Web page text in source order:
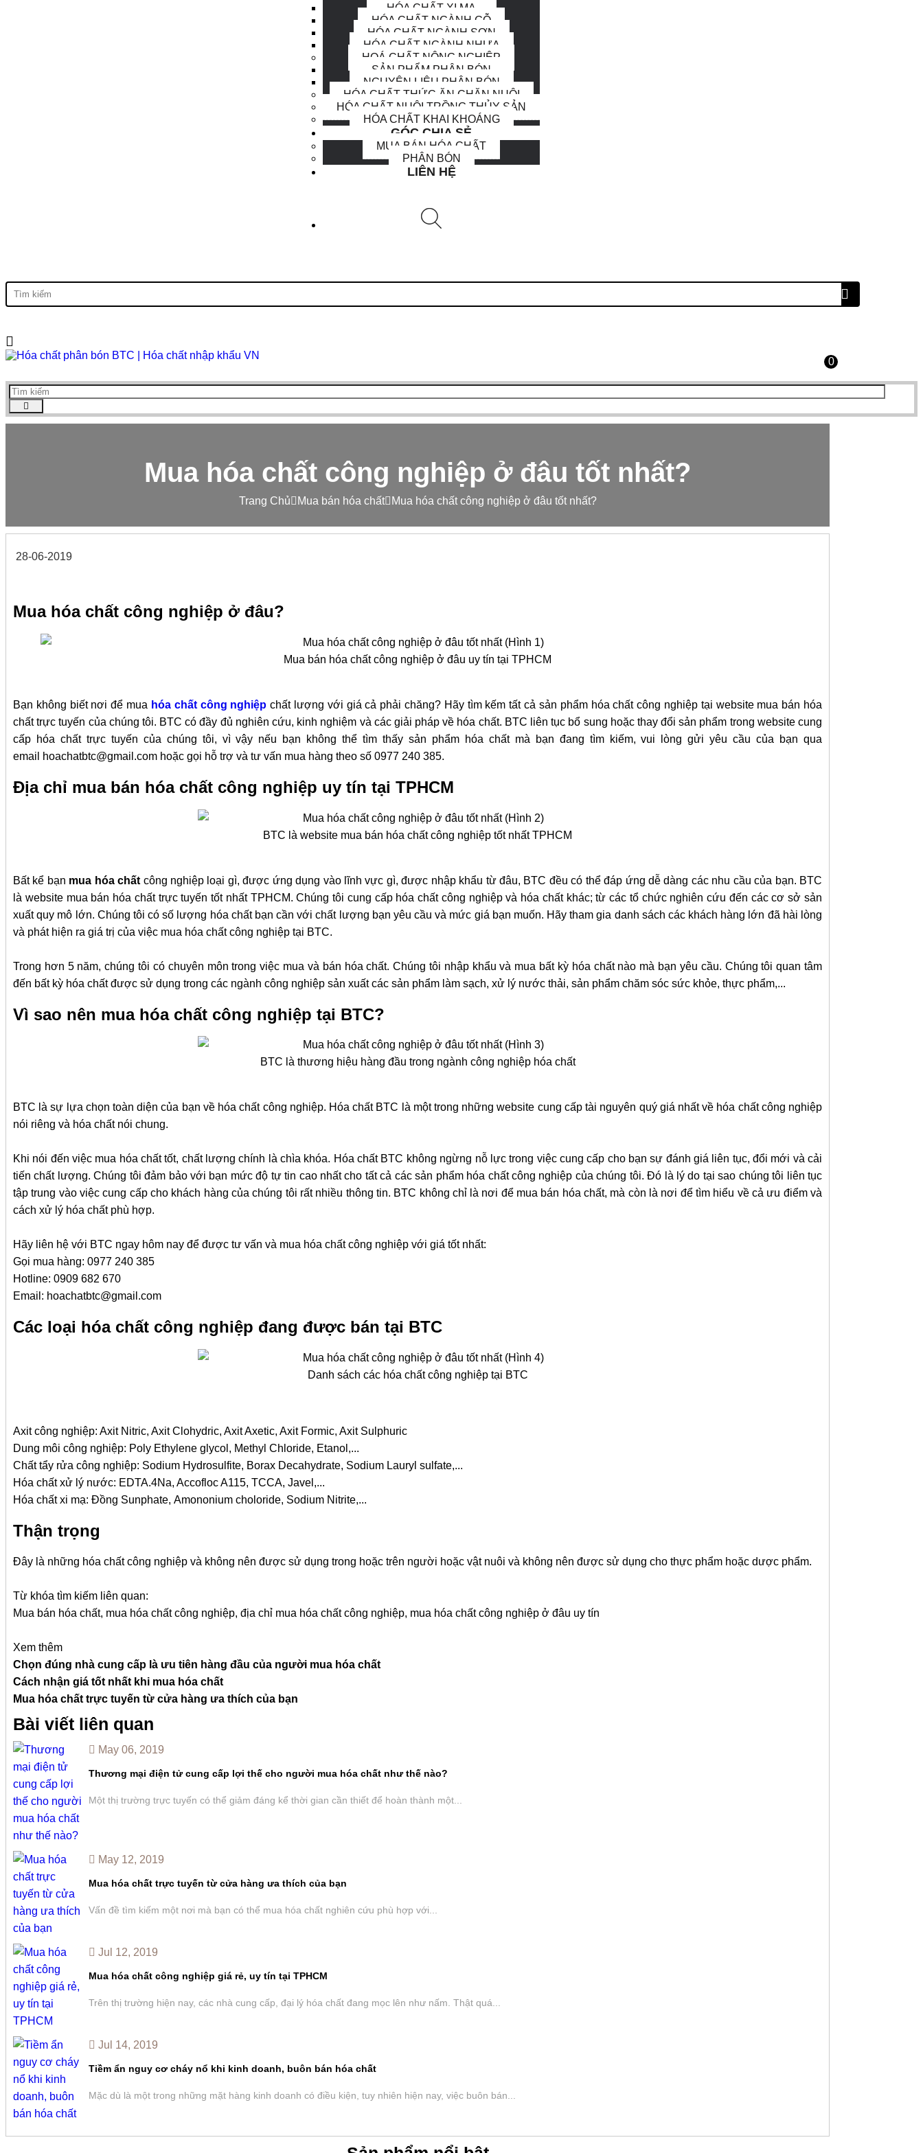
HÓA CHẤT XI MẠ
HÓA CHẤT NGÀNH GỖ
HÓA CHẤT NGÀNH SƠN
HÓA CHẤT NGÀNH NHỰA
HOÁ CHẤT NÔNG NGHIỆP
SẢN PHẨM PHÂN BÓN
NGUYÊN LIỆU PHÂN BÓN
HÓA CHẤT THỨC ĂN CHĂN NUÔI
HÓA CHẤT NUÔI TRỒNG THỦY SẢN
HÓA CHẤT KHAI KHOÁNG
GÓC CHIA SẺ
MUA BÁN HÓA CHẤT
PHÂN BÓN
LIÊN HỆ
0
Mua hóa chất công nghiệp ở đâu tốt nhất?
Trang Chủ Mua bán hóa chất Mua hóa chất công nghiệp ở đâu tốt nhất?
28-06-2019
Mua hóa chất công nghiệp ở đâu?
Mua bán hóa chất công nghiệp ở đâu uy tín tại TPHCM
Bạn không biết nơi để mua hóa chất công nghiệp chất lượng với giá cả phải chăng? Hãy tìm kếm tất cả sản phẩm hóa chất công nghiệp tại website mua bán hóa
chất trực tuyến của chúng tôi. BTC có đầy đủ nghiên cứu, kinh nghiệm và các giải pháp về hóa chất. BTC liên tục bổ sung hoặc thay đổi sản phẩm trong website cung
cấp hóa chất trực tuyến của chúng tôi, vì vậy nếu bạn không thể tìm thấy sản phẩm hóa chất mà bạn đang tìm kiếm, vui lòng gửi yêu cầu của bạn qua
email hoachatbtc@gmail.com hoặc gọi hỗ trợ và tư vấn mua hàng theo số 0977 240 385.
Địa chỉ mua bán hóa chất công nghiệp uy tín tại TPHCM
BTC là website mua bán hóa chất công nghiệp tốt nhất TPHCM
Bất kể bạn mua hóa chất công nghiệp loại gì, được ứng dụng vào lĩnh vực gì, được nhập khẩu từ đâu, BTC đều có ​​thể đáp ứng dễ dàng các nhu cầu của bạn. BTC
là website mua bán hóa chất trực tuyến tốt nhất TPHCM. Chúng tôi cung cấp hóa chất công nghiệp và hóa chất khác; từ các tổ chức nghiên cứu đến các cơ sở sản
xuất quy mô lớn. Chúng tôi có số lượng hóa chất bạn cần với chất lượng bạn yêu cầu và mức giá bạn muốn. Hãy tham gia danh sách các khách hàng lớn đã hài lòng
và phát hiện ra giá trị của việc mua hóa chất công nghiệp tại BTC.
Trong hơn 5 năm, chúng tôi có chuyên môn trong việc mua và bán hóa chất. Chúng tôi nhập khẩu và mua bất kỳ hóa chất nào mà bạn yêu cầu. Chúng tôi quan tâm
đến bất kỳ hóa chất được sử dụng trong các ngành công nghiệp sản xuất các sản phẩm làm sạch, xử lý nước thải, sản phẩm chăm sóc sức khỏe, thực phẩm,...
Vì sao nên mua hóa chất công nghiệp tại BTC?
BTC là thương hiệu hàng đầu trong ngành công nghiệp hóa chất
BTC là sự lựa chọn toàn diện của bạn về hóa chất công nghiệp. Hóa chất BTC là một trong những website cung cấp tài nguyên quý giá nhất về hóa chất công nghiệp
nói riêng và hóa chất nói chung.
Khi nói đến việc mua hóa chất tốt, chất lượng chính là chìa khóa. Hóa chất BTC không ngừng nỗ lực trong việc cung cấp cho bạn sự đánh giá liên tục, đổi mới và cải
tiến chất lượng. Chúng tôi đảm bảo với bạn mức độ tự tin cao nhất cho tất cả các sản phẩm hóa chất công nghiệp của chúng tôi. Đó là lý do tại sao chúng tôi liên tục
tập trung vào việc cung cấp cho khách hàng của chúng tôi rất nhiều thông tin. BTC không chỉ là nơi để mua bán hóa chất, mà còn là nơi để tìm hiểu về cả ưu điểm và
cách xử lý hóa chất phù hợp.
Hãy liên hệ với BTC ngay hôm nay để được tư vấn và mua hóa chất công nghiệp với giá tốt nhất:
Gọi mua hàng: 0977 240 385
Hotline: 0909 682 670
Email: hoachatbtc@gmail.com
Các loại hóa chất công nghiệp đang được bán tại BTC
Danh sách các hóa chất công nghiệp tại BTC
Axit công nghiệp: Axit Nitric, Axit Clohydric, Axit Axetic, Axit Formic, Axit Sulphuric
Dung môi công nghiệp: Poly Ethylene glycol, Methyl Chloride, Etanol,...
Chất tẩy rửa công nghiệp: Sodium Hydrosulfite, Borax Decahydrate, Sodium Lauryl sulfate,...
Hóa chất xử lý nước: EDTA.4Na, Accofloc A115, TCCA, Javel,...
Hóa chất xi mạ: Đồng Sunphate, Amononium choloride, Sodium Nitrite,...
Thận trọng
Đây là những hóa chất công nghiệp và không nên được sử dụng trong hoặc trên người hoặc vật nuôi và không nên được sử dụng cho thực phẩm hoặc dược phẩm.
Từ khóa tìm kiếm liên quan:
Mua bán hóa chất, mua hóa chất công nghiệp, địa chỉ mua hóa chất công nghiệp, mua hóa chất công nghiệp ở đâu uy tín
Xem thêm
Chọn đúng nhà cung cấp là ưu tiên hàng đầu của người mua hóa chất
Cách nhận giá tốt nhất khi mua hóa chất
Mua hóa chất trực tuyến từ cửa hàng ưa thích của bạn
Bài viết liên quan
May 06, 2019
Thương mại điện tử cung cấp lợi thế cho người mua hóa chất như thế nào?
Một thị trường trực tuyến có thể giảm đáng kể thời gian cần thiết để hoàn thành một...
May 12, 2019
Mua hóa chất trực tuyến từ cửa hàng ưa thích của bạn
Vấn đề tìm kiếm một nơi mà bạn có thể mua hóa chất nghiên cứu phù hợp với...
Jul 12, 2019
Mua hóa chất công nghiệp giá rẻ, uy tín tại TPHCM
Trên thị trường hiện nay, các nhà cung cấp, đại lý hóa chất đang mọc lên như nấm. Thật quá...
Jul 14, 2019
Tiềm ẩn nguy cơ cháy nổ khi kinh doanh, buôn bán hóa chất
Mặc dù là một trong những mặt hàng kinh doanh có điều kiện, tuy nhiên hiện nay, việc buôn bán...